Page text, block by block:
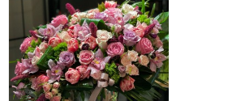
Her şey çok iyiydi. Özellikle
cevapları hızlı ve ilgisi çok iyiydi.
Go**an Di**ci